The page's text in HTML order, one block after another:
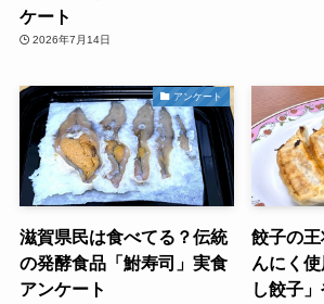
ケート
2026年7月14日
アンケート
滋賀県民は食べてる？伝統
の発酵食品「鮒寿司」実食
アンケート
餃子の
んにく
し餃子